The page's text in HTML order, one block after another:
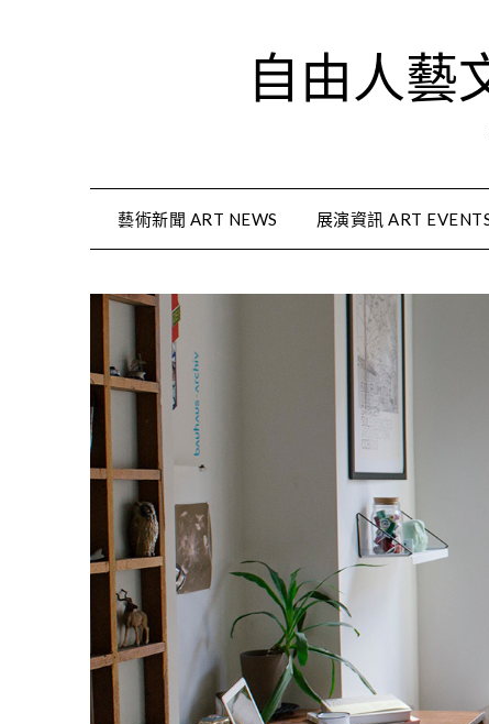
自由人
藝術新聞 ART NEWS 展演資訊 ART